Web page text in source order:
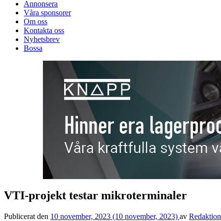
Annonsera
Våra sponsorer
Om oss
Kontakta oss
Nyhetsbrev
Bossa
VTI-projekt testar mikroterminaler
Publicerat den 10 november, 2023 (10 november, 2023) av